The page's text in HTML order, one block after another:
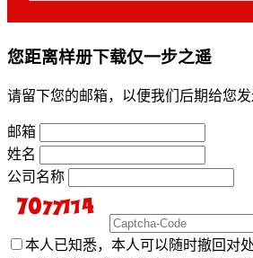
您距离样册下载仅一步之遥
请留下您的邮箱，以便我们后期给您
邮箱
姓名
公司名称
本人已知悉，本人可以随时撤回对